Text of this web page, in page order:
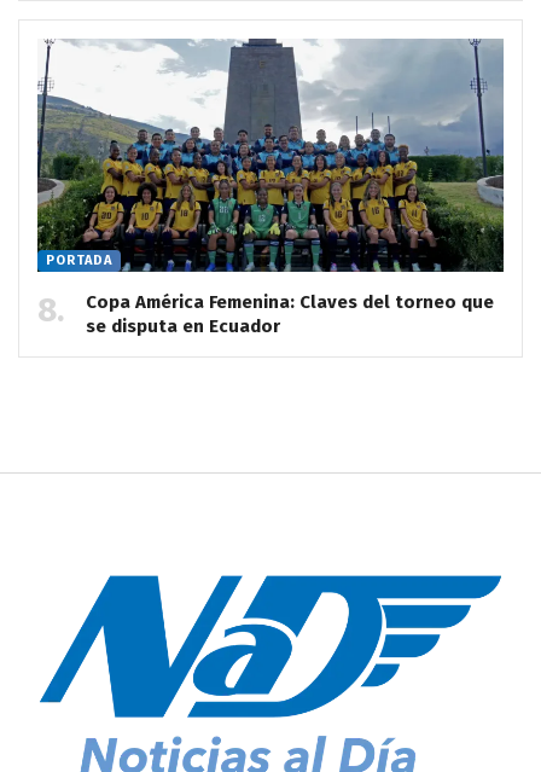
PORTADA
Copa América Femenina: Claves del torneo que
se disputa en Ecuador